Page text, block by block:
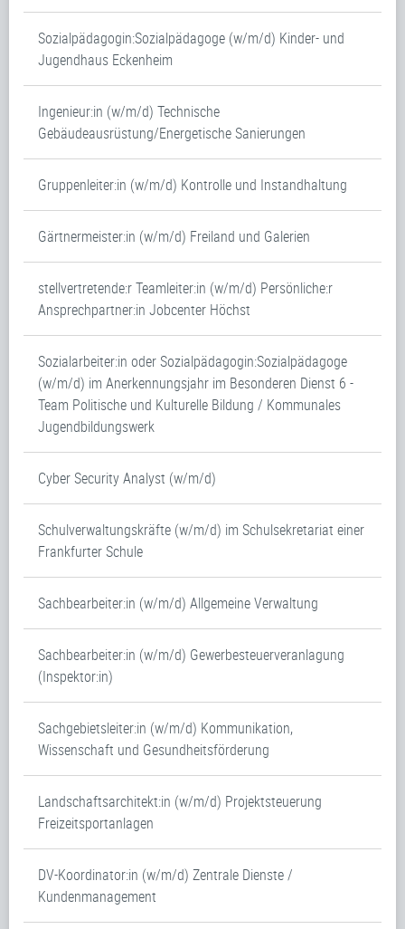
Sozialpädagogin:Sozialpädagoge (w/m/d) Kinder- und
Jugendhaus Eckenheim
Ingenieur:in (w/m/d) Technische
Gebäudeausrüstung/Energetische Sanierungen
Gruppenleiter:in (w/m/d) Kontrolle und Instandhaltung
Gärtnermeister:in (w/m/d) Freiland und Galerien
stellvertretende:r Teamleiter:in (w/m/d) Persönliche:r
Ansprechpartner:in Jobcenter Höchst
Sozialarbeiter:in oder Sozialpädagogin:Sozialpädagoge
(w/m/d) im Anerkennungsjahr im Besonderen Dienst 6 -
Team Politische und Kulturelle Bildung / Kommunales
Jugendbildungswerk
Cyber Security Analyst (w/m/d)
Schulverwaltungskräfte (w/m/d) im Schulsekretariat einer
Frankfurter Schule
Sachbearbeiter:in (w/m/d) Allgemeine Verwaltung
Sachbearbeiter:in (w/m/d) Gewerbesteuerveranlagung
(Inspektor:in)
Sachgebietsleiter:in (w/m/d) Kommunikation,
Wissenschaft und Gesundheitsförderung
Landschaftsarchitekt:in (w/m/d) Projektsteuerung
Freizeitsportanlagen
DV-Koordinator:in (w/m/d) Zentrale Dienste /
Kundenmanagement